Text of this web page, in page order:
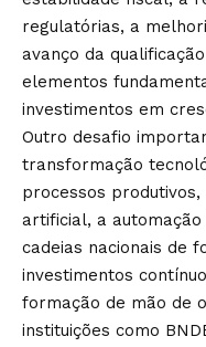
regulatórias, a
avanço da
elementos
investimentos em
Outro desafio
transformação
processos
artificial, a
cadeias nacionais de
investimentos
formação de mão de
instituições como